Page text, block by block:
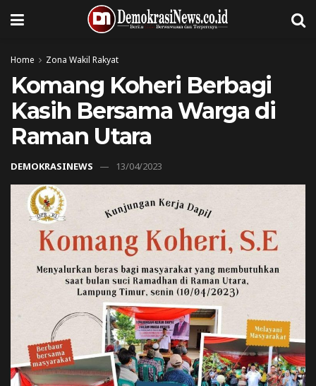
Home Zona Wakil Rakyat
Komang Koheri Berbagi
Kasih Bersama Warga di
Raman Utara
DEMOKRASINEWS 13/04/2023